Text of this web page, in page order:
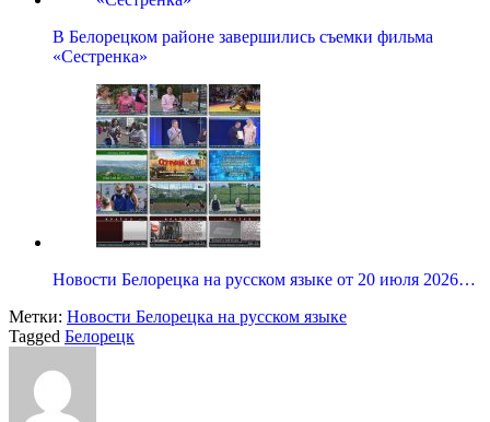
В Белорецком районе завершились съемки фильма
«Сестренка»
Новости Белорецка на русском языке от 20 июля 2026…
Метки: Новости Белорецка на русском языке
Tagged Белорецк